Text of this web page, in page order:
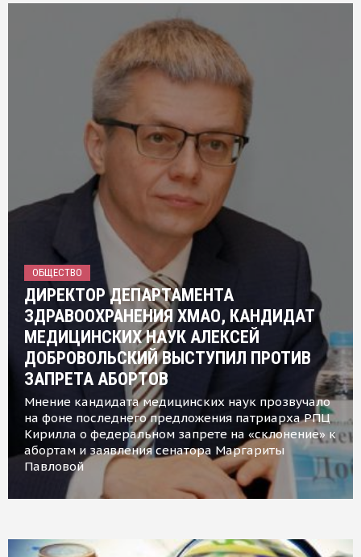
ОБЩЕСТВО
ДИРЕКТОР ДЕПАРТАМЕНТА
ЗДРАВООХРАНЕНИЯ ХМАО, КАНДИДАТ
МЕДИЦИНСКИХ НАУК АЛЕКСЕЙ
ДОБРОВОЛЬСКИЙ ВЫСТУПИЛ ПРОТИВ
ЗАПРЕТА АБОРТОВ
Мнение кандидата медицинских наук прозвучало
на фоне последнего предложения патриарха РПЦ
Кирилла о федеральном запрете на «склонение» к
абортам и заявления сенатора Маргариты
Павловой